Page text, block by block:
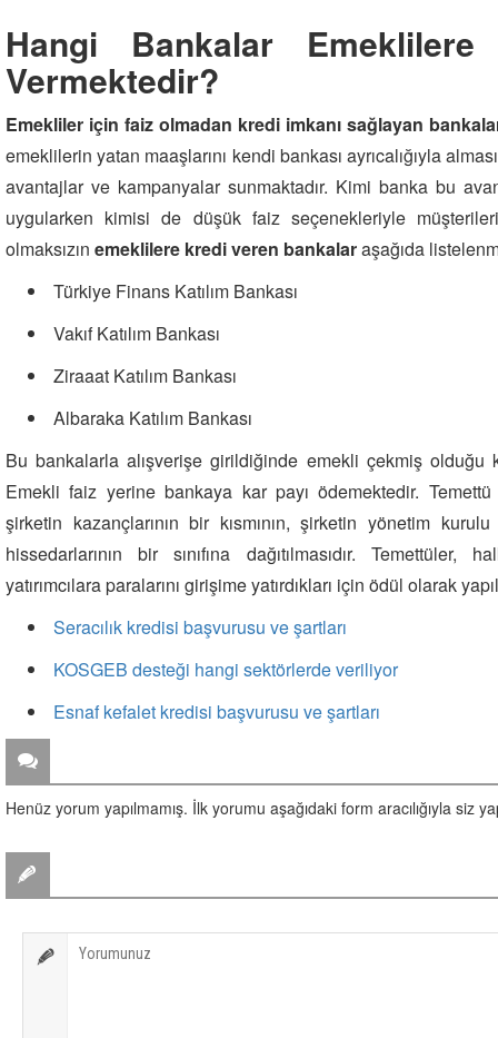
Hangi Bankalar
Vermektedir?
Emekliler için faiz olmadan kredi imkanı sağlayan
emeklilerin yatan maaşlarını kendi bankası ayrıcalığıyla
avantajlar ve kampanyalar sunmaktadır. Kimi banka bu
uygularken kimisi de düşük faiz seçenekleriyle
olmaksızın emeklilere kredi veren bankalaraşağıda
Türkiye Finans Katılım Bankası
Vakıf Katılım Bankası
Ziraaat Katılım Bankası
Albaraka Katılım Bankası
Bu bankalarla alışverişe girildiğinde emekli çekmiş olduğu
Emekli faiz yerine bankaya kar payı ödemektedir.
şirketin kazançlarının bir kısmının, şirketin yönetim
hissedarlarının bir sınıfına dağıtılmasıdır. Temettüler,
yatırımcılara paralarını girişime yatırdıkları için ödül olarak
Seracılık kredisi başvurusu ve şartları
KOSGEB desteği hangi sektörlerde veriliyor
Esnaf kefalet kredisi başvurusu ve şartları
Henüz yorum yapılmamış. İlk yorumu aşağıdaki form aracılığıyla siz